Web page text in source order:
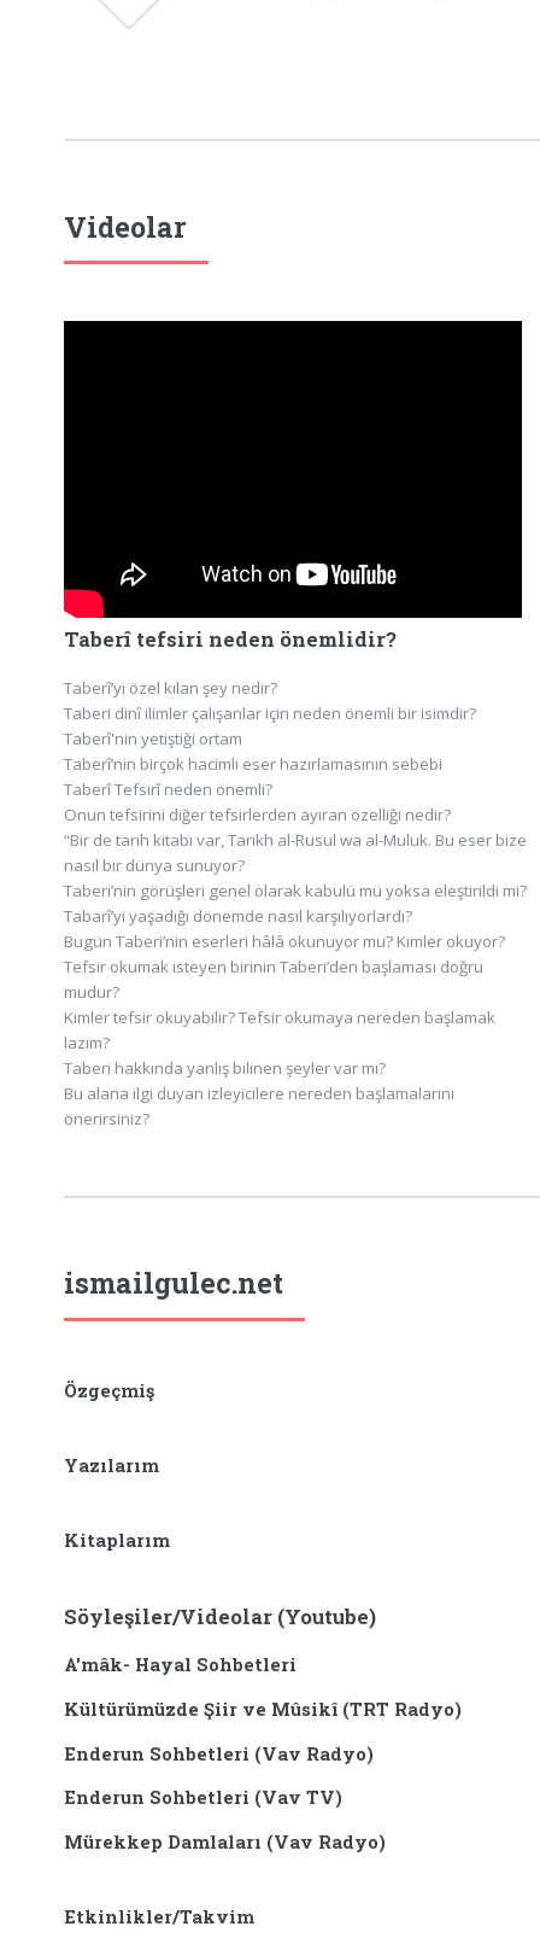
Videolar
Taberî tefsiri neden önemlidir?
Taberî’yi özel kılan şey nedir?
Taberi dinî ilimler çalışanlar için neden önemli bir isimdir?
Taberî'nin yetiştiği ortam
Taberî’nin birçok hacimli eser hazırlamasının sebebi
Taberî Tefsirî neden önemli?
Onun tefsirini diğer tefsirlerden ayıran özelliği nedir?
“Bir de tarih kitabı var, Tarikh al-Rusul wa al-Muluk. Bu eser bize
nasıl bir dünya sunuyor?
Taberi’nin görüşleri genel olarak kabulü mü yoksa eleştirildi mi?
Tabarî’yi yaşadığı dönemde nasıl karşılıyorlardı?
Bugün Taberi’nin eserleri hâlâ okunuyor mu? Kimler okuyor?
Tefsir okumak isteyen birinin Taberi’den başlaması doğru
mudur?
Kimler tefsir okuyabilir? Tefsir okumaya nereden başlamak
lazım?
Taberi hakkında yanlış bilinen şeyler var mı?
Bu alana ilgi duyan izleyicilere nereden başlamalarını
önerirsiniz?
ismailgulec.net
Özgeçmiş
Yazılarım
Kitaplarım
Söyleşiler/Videolar (Youtube)
A'mâk- Hayal Sohbetleri
Kültürümüzde Şiir ve Mûsikî (TRT Radyo)
Enderun Sohbetleri (Vav Radyo)
Enderun Sohbetleri (Vav TV)
Mürekkep Damlaları (Vav Radyo)
Etkinlikler/Takvim